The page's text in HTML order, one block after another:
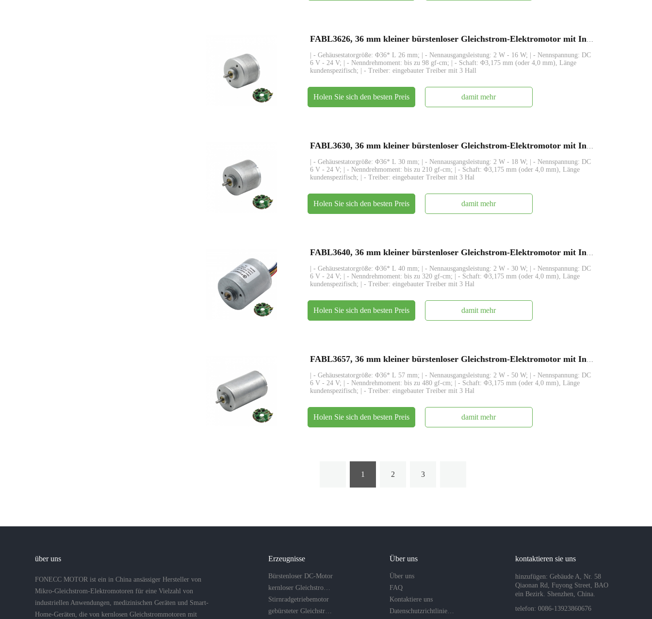
| - Gehäusestatorgröße: Φ36* L 26 mm; | - Nennausgangsleistung: 2 W - 16 W; | - Nennspannung: DC
6 V - 24 V; | - Nenndrehmoment: bis zu 98 gf-cm; | - Schaft: Φ3,175 mm (oder 4,0 mm), Länge
kundenspezifisch; | - Treiber: eingebauter Treiber mit 3 Hall
Holen Sie sich den besten Preis damit mehr
| - Gehäusestatorgröße: Φ36* L 30 mm; | - Nennausgangsleistung: 2 W - 18 W; | - Nennspannung: DC
6 V - 24 V; | - Nenndrehmoment: bis zu 210 gf-cm; | - Schaft: Φ3,175 mm (oder 4,0 mm), Länge
kundenspezifisch; | - Treiber: eingebauter Treiber mit 3 Hal
Holen Sie sich den besten Preis damit mehr
| - Gehäusestatorgröße: Φ36* L 40 mm; | - Nennausgangsleistung: 2 W - 30 W; | - Nennspannung: DC
6 V - 24 V; | - Nenndrehmoment: bis zu 320 gf-cm; | - Schaft: Φ3,175 mm (oder 4,0 mm), Länge
kundenspezifisch; | - Treiber: eingebauter Treiber mit 3 Hal
Holen Sie sich den besten Preis damit mehr
| - Gehäusestatorgröße: Φ36* L 57 mm; | - Nennausgangsleistung: 2 W - 50 W; | - Nennspannung: DC
6 V - 24 V; | - Nenndrehmoment: bis zu 480 gf-cm; | - Schaft: Φ3,175 mm (oder 4,0 mm), Länge
kundenspezifisch; | - Treiber: eingebauter Treiber mit 3 Hal
Holen Sie sich den besten Preis damit mehr
1 2 3
über uns
FONECC MOTOR ist ein in China ansässiger Hersteller von
Mikro-Gleichstrom-Elektromotoren für eine Vielzahl von
industriellen Anwendungen, medizinischen Geräten und Smart-
Home-Geräten, die von kernlosen Gleichstrommotoren mit
Erzeugnisse
Bürstenloser DC-Motor
Stirnradgetriebemotor
Über uns
Über uns
FAQ
Kontaktiere uns
kontaktieren sie uns
hinzufügen: Gebäude A, Nr. 58
Qiaonan Rd, Fuyong Street, BAO
ein Bezirk. Shenzhen, China.
telefon: 0086-13923860676